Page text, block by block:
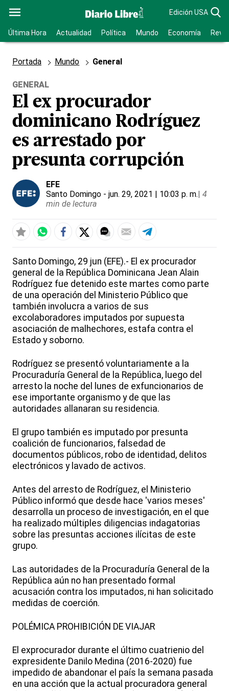
Edición USA
Última Hora Actualidad Política Mundo Economía
Portada Mundo General
GENERAL
El ex procurador
dominicano Rodríguez
es arrestado por
presunta corrupción
EFE
Santo Domingo - jun. 29, 2021 | 10:03 p. m.| 4
min de lectura
Santo Domingo, 29 jun (EFE).- El ex procurador
general de la República Dominicana Jean Alain
Rodríguez fue detenido este martes como parte
de una operación del Ministerio Público que
también involucra a varios de sus
excolaboradores imputados por supuesta
asociación de malhechores, estafa contra el
Estado y soborno.
Rodríguez se presentó voluntariamente a la
Procuraduría General de la República, luego del
arresto la noche del lunes de exfuncionarios de
ese importante organismo y de que las
autoridades allanaran su residencia.
El grupo también es imputado por presunta
coalición de funcionarios, falsedad de
documentos públicos, robo de identidad, delitos
electrónicos y lavado de activos.
Antes del arresto de Rodríguez, el Ministerio
Público informó que desde hace 'varios meses'
desarrolla un proceso de investigación, en el que
ha realizado múltiples diligencias indagatorias
sobre las presuntas acciones ilícitas de este
grupo.
Las autoridades de la Procuraduría General de la
República aún no han presentado formal
acusación contra los imputados, ni han solicitado
medidas de coerción.
POLÉMICA PROHIBICIÓN DE VIAJAR
El exprocurador durante el último cuatrienio del
expresidente Danilo Medina (2016-2020) fue
impedido de abandonar el país la semana pasada
en una acción que la actual procuradora general